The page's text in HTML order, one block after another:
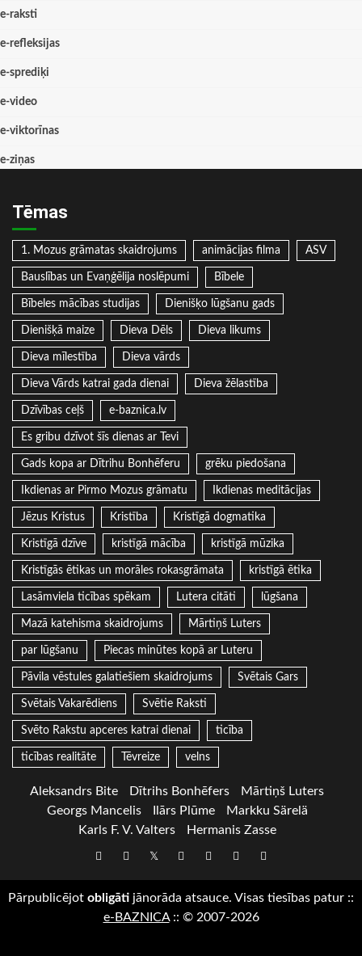
e-raksti
e-refleksijas
e-sprediķi
e-video
e-viktorīnas
e-ziņas
Tēmas
1. Mozus grāmatas skaidrojums animācijas filma ASV
Bauslības un Evaņģēlija noslēpumi Bībele
Bībeles mācības studijas Dienišķo lūgšanu gads
Dienišķā maize Dieva Dēls Dieva likums
Dieva mīlestība Dieva vārds
Dieva Vārds katrai gada dienai Dieva žēlastība
Dzīvības ceļš e-baznica.lv
Es gribu dzīvot šīs dienas ar Tevi
Gads kopa ar Dītrihu Bonhēferu grēku piedošana
Ikdienas ar Pirmo Mozus grāmatu Ikdienas meditācijas
Jēzus Kristus Kristība Kristīgā dogmatika
Kristīgā dzīve kristīgā mācība kristīgā mūzika
Kristīgās ētikas un morāles rokasgrāmata kristīgā ētika
Lasāmviela ticības spēkam Lutera citāti lūgšana
Mazā katehisma skaidrojums Mārtiņš Luters
par lūgšanu Piecas minūtes kopā ar Luteru
Pāvila vēstules galatiešiem skaidrojums Svētais Gars
Svētais Vakarēdiens Svētie Raksti
Svēto Rakstu apceres katrai dienai ticība
ticības realitāte Tēvreize velns
Aleksandrs Bite Dītrihs Bonhēfers
Mārtiņš Luters
Georgs Mancelis
Ilārs Plūme
Markku Särelä
Karls F. V. Valters
Hermanis Zasse
Draugiem
Facebook
TwitterInstagram
LinkedInwhatsapp
RSS
Pārpublicējot obligāti jānorāda atsauce. Visas tiesības patur ::
e-BAZNICA:: © 2007-2026